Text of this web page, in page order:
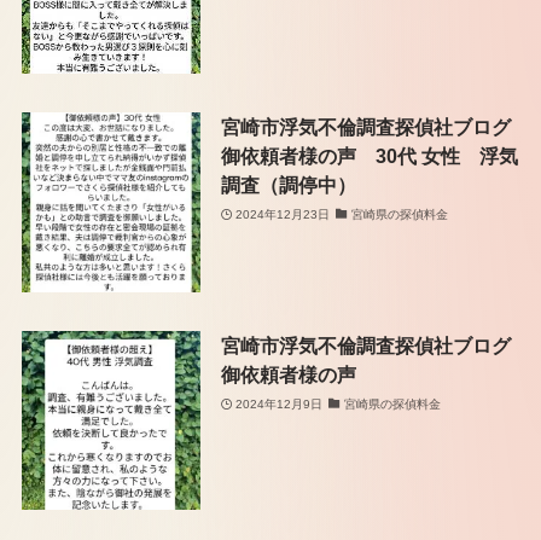
宮崎市浮気不倫調査探偵社ブログ
御依頼者様の声 30代 女性 浮気
調査（調停中）
2024年12月23日 宮崎県の探偵料金
宮崎市浮気不倫調査探偵社ブログ
御依頼者様の声
2024年12月9日 宮崎県の探偵料金